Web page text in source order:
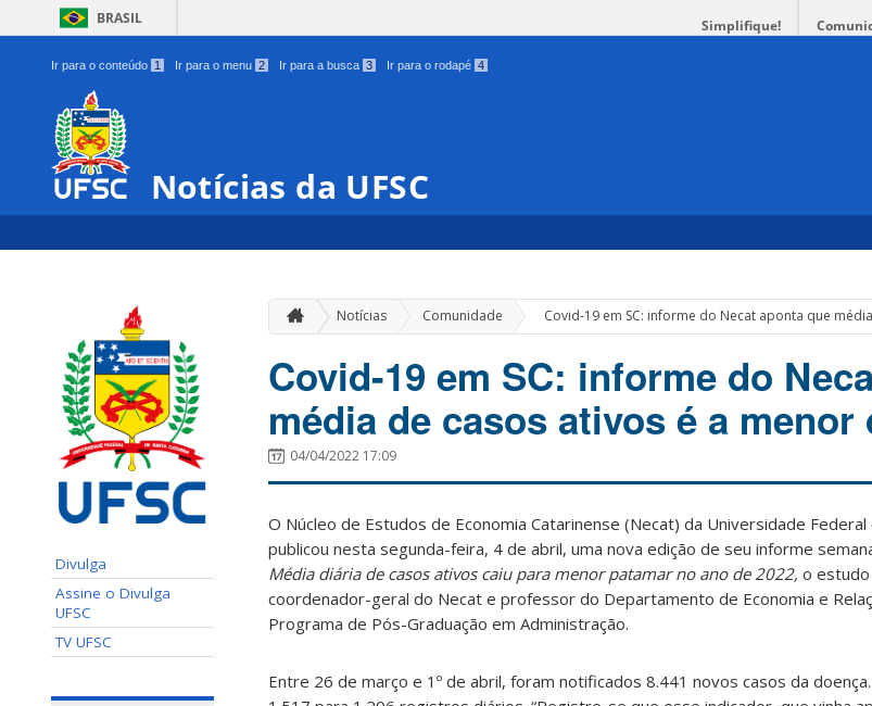
BRASIL Simplifique!
Ir para o conteúdo 1 Ir para o menu 2 Ir para a busca 3 Ir para o rodapé 4
Notícias da UFSC
Divulga
Assine o Divulga
UFSC
TV UFSC
Notícias Comunidade » Covid-19 em SC: informe do Necat aponta que
Covid-19 em SC: informe do
média de casos ativos é a menor
04/04/2022 17:09
O Núcleo de Estudos de Economia Catarinense (Necat) da Universidade Federal
publicou nesta segunda-feira, 4 de abril, uma nova edição de seu informe
Média diária de casos ativos caiu para menor patamar no ano de 2022, o
coordenador-geral do Necat e professor do Departamento de Economia e
Programa de Pós-Graduação em Administração.
Entre 26 de março e 1º de abril, foram notificados 8.441 novos casos da